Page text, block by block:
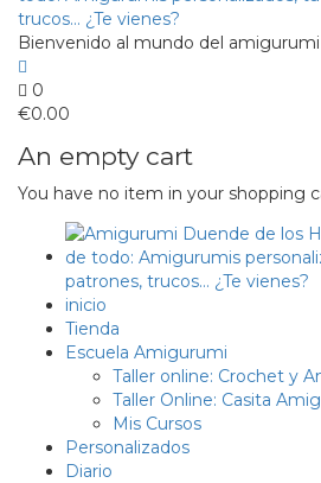
Bienvenido al mundo del amigurumi
0
€0.00
An empty cart
You have no item in your shopping
inicio
Tienda
Escuela Amigurumi
Taller online: Crochet y
Taller Online: Casita
Mis Cursos
Personalizados
Diario